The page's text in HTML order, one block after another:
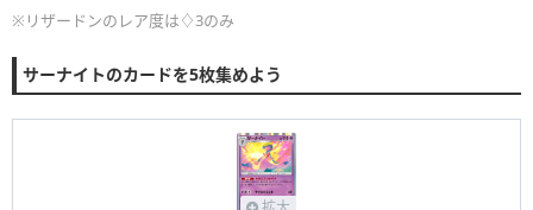
※リザードンのレア度は♢3のみ
サーナイトのカードを5枚集めよう